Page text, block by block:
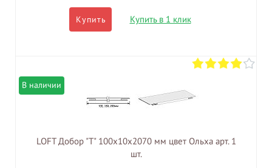
Купить Купить в 1 клик
В наличии
LOFT Добор "Т" 100х10х2070 мм цвет Ольха арт. 1
шт.